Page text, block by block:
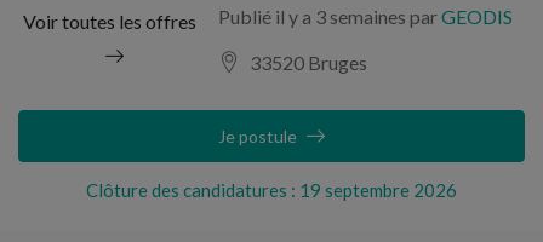
Voir toutes les offres Publié il y a 3 semaines parGEODIS
33520 Bruges
Clôture des candidatures : 19 septembre 2026
Je postule